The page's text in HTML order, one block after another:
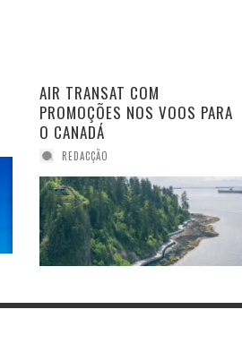
AIR TRANSAT COM
PROMOÇÕES NOS VOOS PARA
O CANADÁ
REDACÇÃO